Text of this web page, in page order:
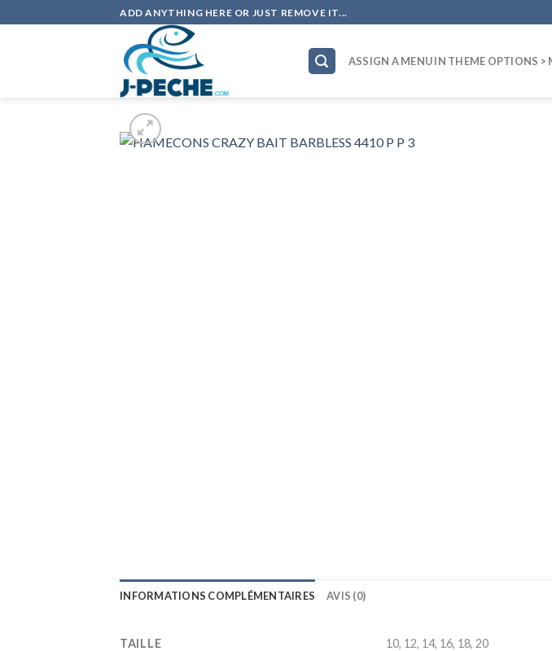
to
ADD ANYTHING HERE OR JUST REMOVE IT...
ASSIGN A MENU IN THEME OPTIONS >
INFORMATIONS COMPLÉMENTAIRES AVIS (0)
TAILLE 10, 12, 14, 16, 18, 20